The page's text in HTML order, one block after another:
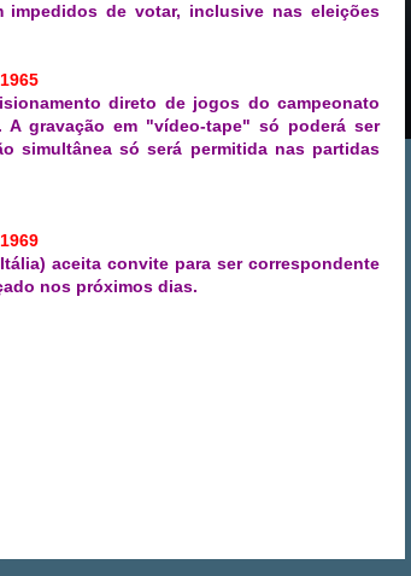
de votar, inclusive nas eleições
direto de jogos do campeonato
gravação em "vídeo-tape" só poderá ser
simultânea só será permitida nas partidas
aceita convite para ser correspondente
nos próximos dias.